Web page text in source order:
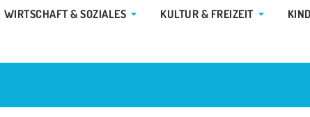
GEMEINDE & RATHAUS
WIRTSCHAFT & SOZIALES ÖFFNE WIRTSCHAFT & SOZIALES
KULTUR & FREIZEIT ÖFFNE